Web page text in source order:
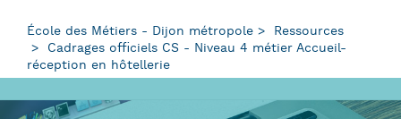
École des Métiers - Dijon métropole
Ressources
Cadrages officiels CS - Niveau 4 métier Accueil-
réception en hôtellerie